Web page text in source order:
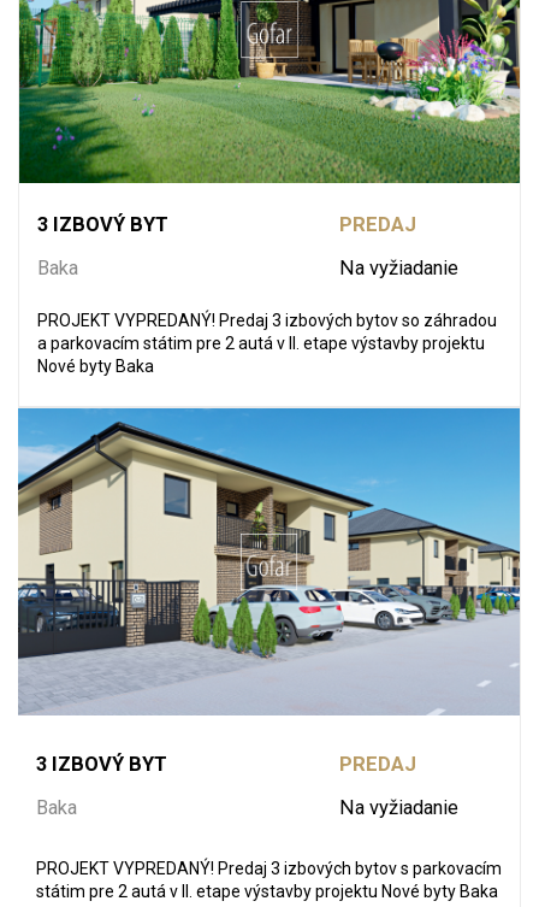
3 IZBOVÝ BYT
Baka
PREDAJ
Na vyžiadanie
PROJEKT VYPREDANÝ! Predaj 3 izbových bytov so záhradou
a parkovacím státim pre 2 autá v II. etape výstavby projektu
Nové byty Baka
3 IZBOVÝ BYT
Baka
PREDAJ
Na vyžiadanie
PROJEKT VYPREDANÝ! Predaj 3 izbových bytov s parkovacím
státim pre 2 autá v II. etape výstavby projektu Nové byty Baka